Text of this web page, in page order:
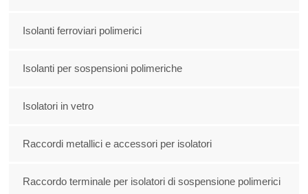
Isolanti ferroviari polimerici
Isolanti per sospensioni polimeriche
Isolatori in vetro
Raccordi metallici e accessori per isolatori
Raccordo terminale per isolatori di sospensione polimerici